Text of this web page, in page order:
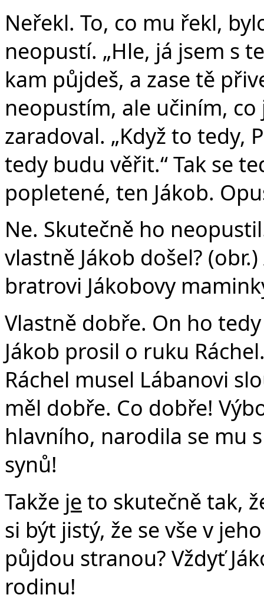
Neřekl. To, co mu řekl,
neopustí. „Hle, já jsem s
kam půjdeš, a zase tě
neopustím, ale učiním, co
zaradoval. „Když to tedy,
tedy budu věřit.“ Tak se
popletené, ten Jákob.
Ne. Skutečně ho
vlastně Jákob došel?
bratrovi Jákobovy
Vlastně dobře. On ho
Jákob prosil o ruku
Ráchel musel Lábanovi
měl dobře. Co dobře!
hlavního, narodila se mu
synů!
Takže je to skutečně tak,
si být jistý, že se vše v
půjdou stranou? Vždyť
rodinu!